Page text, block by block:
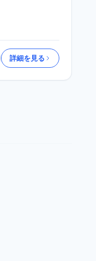
詳細を見る